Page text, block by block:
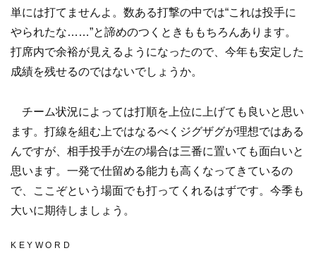
単には打てませんよ。数ある打撃の中では“これは投手に
やられたな……”と諦めのつくときももちろんあります。
打席内で余裕が見えるようになったので、今年も安定した
成績を残せるのではないでしょうか。
チーム状況によっては打順を上位に上げても良いと思い
ます。打線を組む上ではなるべくジグザグが理想ではある
んですが、相手投手が左の場合は三番に置いても面白いと
思います。一発で仕留める能力も高くなってきているの
で、ここぞという場面でも打ってくれるはずです。今季も
大いに期待しましょう。
KEYWORD